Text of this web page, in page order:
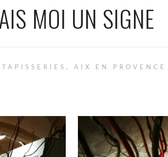
MOI UN SIGNE
TAPISSERIES, AIX EN